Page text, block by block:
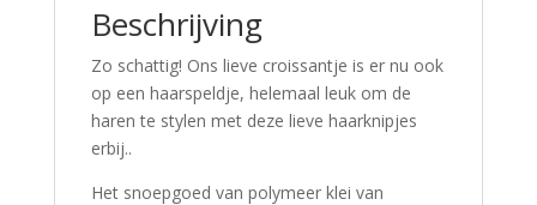
Beschrijving
Zo schattig! Ons lieve croissantje is er nu ook
op een haarspeldje, helemaal leuk om de
haren te stylen met deze lieve haarknipjes
erbij..
Het snoepgoed van polymeer klei van